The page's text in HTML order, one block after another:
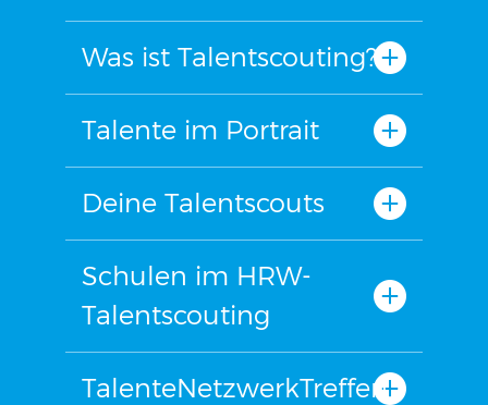
Was ist Talentscouting?
Talente im Portrait
Deine Talentscouts
Schulen im HRW-
Talentscouting
TalenteNetzwerkTreffen